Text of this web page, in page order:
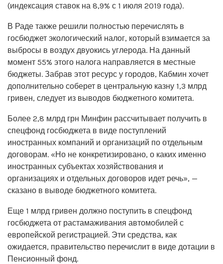
(индексация ставок на 8,9% с 1 июля 2019 года).
В Раде также решили полностью перечислять в
госбюджет экологический налог, который взимается за
выбросы в воздух двуокись углерода. На данный
момент 55% этого налога направляется в местные
бюджеты. Забрав этот ресурс у городов, Кабмин хочет
дополнительно соберет в центральную казну 1,3 млрд
гривен, следует из выводов бюджетного комитета.
Более 2,8 млрд грн Минфин рассчитывает получить в
спецфонд госбюджета в виде поступлений
иностранных компаний и организаций по отдельным
договорам. «Но не конкретизировано, о каких именно
иностранных субъектах хозяйствования и
организациях и отдельных договоров идет речь», —
сказано в выводе бюджетного комитета.
Еще 1 млрд гривен должно поступить в спецфонд
госбюджета от растамаживания автомобилей с
европейской регистрацией. Эти средства, как
ожидается, правительство перечислит в виде дотации в
Пенсионный фонд.